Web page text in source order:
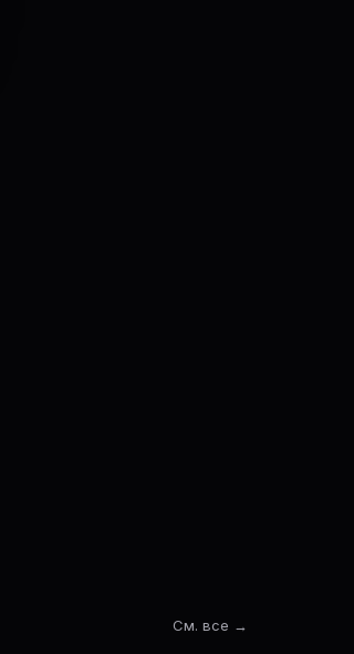
См. все →